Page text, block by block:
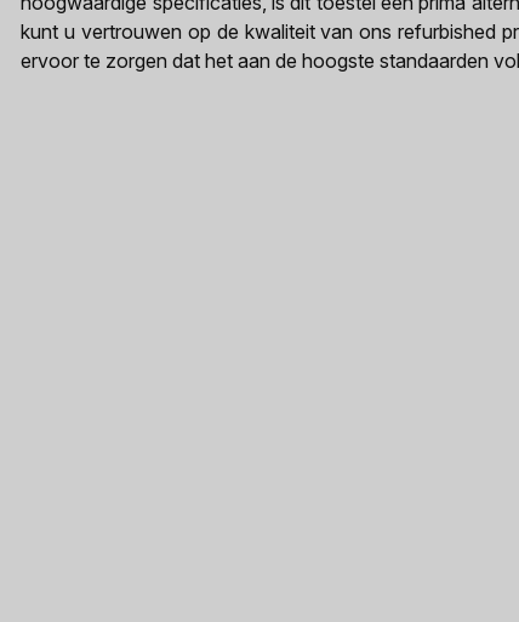
kunt u vertrouwen op de kwaliteit van ons refurbished
ervoor te zorgen dat het aan de hoogste standaarden